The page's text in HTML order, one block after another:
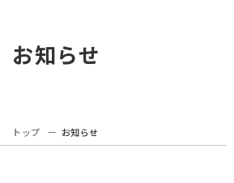
お知らせ
トップ お知らせ